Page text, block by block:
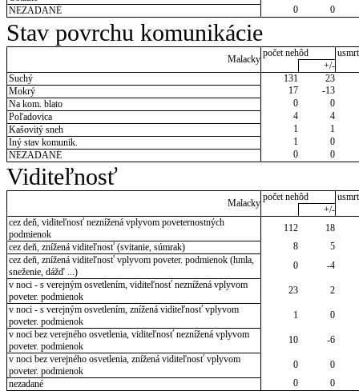
NEZADANÉ
0 0
Stav povrchu komunikácie
Malacky
počet nehôd
+/-
Suchý
131
23
Mokrý
17
-13
Na kom. blato
0
0
Poľadovica
4
4
Kašovitý sneh
1
1
Iný stav komunik.
1
0
NEZADANÉ
0 0
Viditeľnosť
Malacky
počet nehôd
+/-
cez deň, viditeľnosť neznížená vplyvom poveternostných
podmienok
112
18
cez deň, znížená viditeľnosť (svitanie, súmrak)
8
5
cez deň, znížená viditeľnosť vplyvom poveter. podmienok (hmla,
sneženie, dážď ...)
0
-4
v noci - s verejným osvetlením, viditeľnosť neznížená vplyvom
poveter. podmienok
23
2
v noci - s verejným osvetlením, znížená viditeľnosť vplyvom
poveter. podmienok
1
0
v noci bez verejného osvetlenia, viditeľnosť neznížená vplyvom
poveter. podmienok
10
-6
v noci bez verejného osvetlenia, znížená viditeľnosť vplyvom
poveter. podmienok
0
0
nezadané
0 0